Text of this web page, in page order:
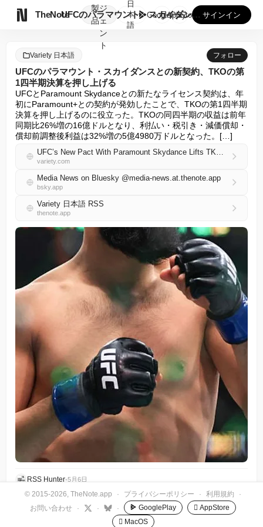
TheNote
製
品
ジ
ェ
ン
ト
UFCのパラマウント・スカイダンスとの新契約、TKOの第1四...
日
本
語
GooglePlay
AppStore サインイン
Variety 日本語 フォロー
UFCのパラマウント・スカイダンスとの新契約、TKOの第
1四半期決算を押し上げる
UFCとParamount Skydanceとの新たなライセンス契約は、年
初にParamount+との契約が発効したことで、TKOの第1四半期
決算を押し上げるのに役立った。TKOの同四半期の収益は前年
同期比26%増の16億ドルとなり、利払い・税引き・減価償却・
償却前調整後利益は32%増の5億4980万ドルとなった。[…]
UFC’s New Pact With Paramount Skydance Lifts TKO’s Q1 Earnings
variety.com
Media News on Bluesky @media-news.at.thenote.app
bsky.app
Variety 日本語 RSS
thenote.app
RSS Hunter•5月6日
© 2015-2026, TheNote.app · プライバシーポリシー · 利用規約
·
お問い合わせ
· · · GooglePlay
 AppStore
 MacOS